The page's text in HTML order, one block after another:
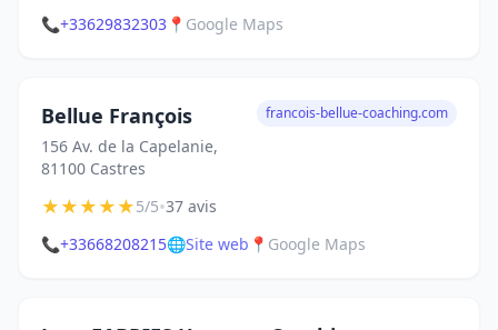
📞+33629832303 📍 Google Maps
Bellue François
156 Av. de la Capelanie,
81100 Castres
francois-bellue-coaching.com
★★★★★5/5•37 avis
📞+33668208215🌐Site web 📍 Google Maps